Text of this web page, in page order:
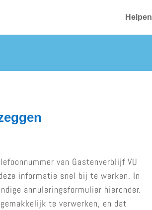
Helpen
van Gastenverblijf VU
informatie snel bij te werken. In
annuleringsformulier hieronder.
te verwerken, en dat